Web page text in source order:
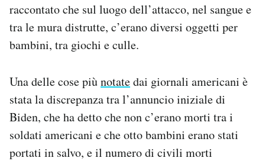
raccontato che sul luogo dell’attacco, nel sangue e
tra le mura distrutte, c’erano diversi oggetti per
bambini, tra giochi e culle.
Una delle cose piùnotatedai giornali americani è
stata la discrepanza tra l’annuncio iniziale di
Biden, che ha detto che non c’erano morti tra i
soldati americani e che otto bambini erano stati
portati in salvo, e il numero di civili morti